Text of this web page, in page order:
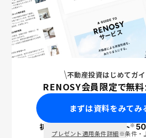
不動産投資はじめてガ
RENOSY会員限定で無料
まずは資料をみてみ
初回面談で ポイント※
プレゼント適用条件詳細※条件・